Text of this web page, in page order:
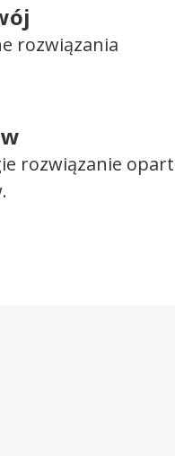
rozwiązania
rozwiązanie